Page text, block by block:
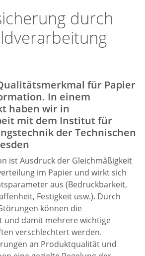
durch
für Papier
In einem
haben wir in
mit dem Institut für
der Technischen
ist Ausdruck der Gleichmäßigkeit
im Papier und wirkt sich
aus (Bedruckbarkeit,
Festigkeit usw.). Durch
können die
und damit mehrere wichtige
verschlechtert werden.
an Produktqualität und